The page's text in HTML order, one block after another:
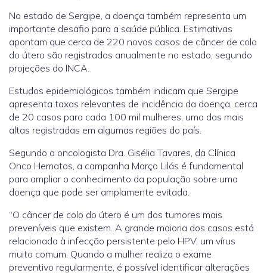
No estado de Sergipe, a doença também representa um
importante desafio para a saúde pública. Estimativas
apontam que cerca de 220 novos casos de câncer de colo
do útero são registrados anualmente no estado, segundo
projeções do INCA.
Estudos epidemiológicos também indicam que Sergipe
apresenta taxas relevantes de incidência da doença, cerca
de 20 casos para cada 100 mil mulheres, uma das mais
altas registradas em algumas regiões do país.
Segundo a oncologista Dra. Gisélia Tavares, da Clínica
Onco Hematos, a campanha Março Lilás é fundamental
para ampliar o conhecimento da população sobre uma
doença que pode ser amplamente evitada.
“O câncer de colo do útero é um dos tumores mais
preveníveis que existem. A grande maioria dos casos está
relacionada à infecção persistente pelo HPV, um vírus
muito comum. Quando a mulher realiza o exame
preventivo regularmente, é possível identificar alterações